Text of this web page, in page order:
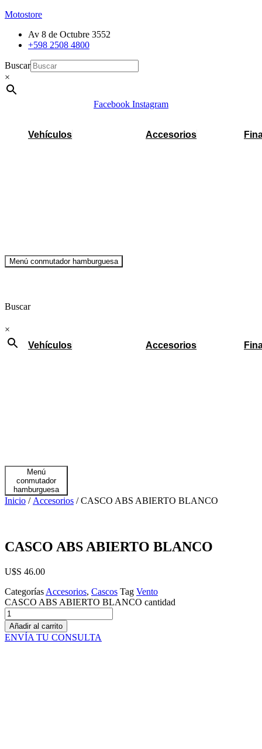
Motostore
Av 8 de Octubre 3552
+598 2508 4800
Buscar
×
Facebook Instagram
Vehículos Accesorios
Menú conmutador hamburguesa
Buscar
×
Vehículos
Accesorios
Menú
conmutador
hamburguesa
Inicio / Accesorios / CASCO ABS ABIERTO BLANCO
CASCO ABS ABIERTO BLANCO
U$S 46.00
Categorías Accesorios, Cascos Tag Vento
CASCO ABS ABIERTO BLANCO cantidad
Añadir al carrito
ENVÍA TU CONSULTA